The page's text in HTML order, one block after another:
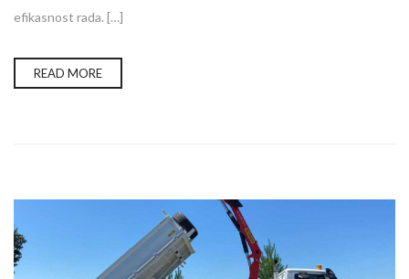
efikasnost rada. […]
READ MORE